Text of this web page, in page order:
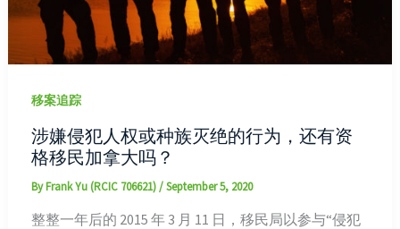
移案追踪
涉嫌侵犯人权或种族灭绝的行为，还有资
格移民加拿大吗？
ByFrank Yu (RCIC 706621)/September 5, 2020
整整一年后的 2015 年 3 月 11 日，移民局以参与“侵犯